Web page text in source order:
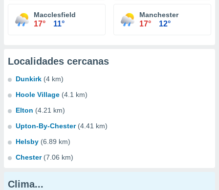
Macclesfield
17° 11°
Manchester
17° 12°
Localidades cercanas
Dunkirk (4 km)
Hoole Village (4.1 km)
Elton (4.21 km)
Upton-By-Chester (4.41 km)
Helsby (6.89 km)
Chester (7.06 km)
Clima...